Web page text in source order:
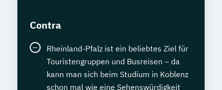
Contra
Rheinland-Pfalz ist ein beliebtes Ziel für
Touristengruppen und Busreisen – da
kann man sich beim Studium in Koblenz
schon mal wie eine Sehenswürdigkeit